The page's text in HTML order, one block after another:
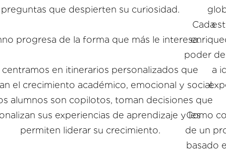
preguntas que despierten su curiosidad.
progresa de la forma que más le interesa.
centramos en itinerarios personalizados que
el crecimiento académico, emocional y social.
alumnos son copilotos, toman decisiones que
sus experiencias de aprendizaje y les
permiten liderar su crecimiento.
poder
a
Como
de un
basado